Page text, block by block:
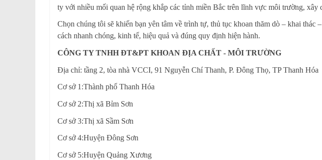
ty với nhiều mối quan hệ rộng khắp các tỉnh miền Bắc trên lĩnh vực môi trường,
Chọn chúng tôi sẽ khiến bạn yên tâm về trình tự, thủ tục khoan thăm dò – khai thác
cách nhanh chóng, kinh tế, hiệu quả và đúng quy định hiện hành.
CÔNG TY TNHH ĐT&PT KHOAN ĐỊA CHẤT - MÔI TRƯỜNG
Địa chỉ: tầng 2, tòa nhà VCCI, 91 Nguyễn Chí Thanh, P. Đông Thọ, TP Thanh Hóa
Cơ sở 1:Thành phố Thanh Hóa
Cơ sở 2:Thị xã Bỉm Sơn
Cơ sở 3:Thị xã Sầm Sơn
Cơ sở 4:Huyện Đông Sơn
Cơ sở 5:Huyện Quảng Xương